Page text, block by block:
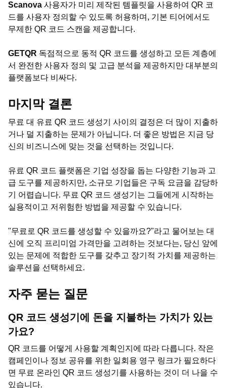
Scanova 사용자가 미리 제작된 템플릿을 사용하여 QR 코
드를 사용자 정의할 수 있도록 허용하며, 기본 티어에서도
무제한 QR 코드 스캔을 제공합니다.
GETQR 독점적으로 동적 QR 코드를 생성하고 모든 계층에
서 완전한 사용자 정의 및 고급 분석을 제공하지만 대부분의
플랫폼보다 비싸다.
마지막 결론
무료 대 유료 QR 코드 생성기 사이의 결정은 더 많이 지출하
거나 덜 지출하는 문제가 아닙니다. 더 좋은 방법은 지금 당
신의 비즈니스에 맞는 것을 선택하는 것입니다.
유료 QR 코드 플랫폼은 기업 성장을 돕는 다양한 기능과 고
급 도구를 제공하지만, 소규모 기업들은 구독 요금을 감당하
기 어렵습니다. 무료 QR 코드 생성기는 그들에게 시작하는
실용적이고 저위험한 방법을 제공할 수 있습니다.
"무료로 QR 코드를 생성할 수 있을까요?"라고 물어보는 대
신에 오직 프리미엄 가격만을 고려하는 것보다는, 당신 앞에
있는 문제에 적합한 도구를 갖추고 장기적 가치를 제공하는
솔루션을 선택하세요.
자주 묻는 질문
QR 코드 생성기에 돈을 지불하는 가치가 있는
가요?
QR 코드를 어떻게 사용할 계획인지에 따라 다릅니다. 작은
캠페인이나 정보 공유를 위한 일회용 영구 링크가 필요하다
면 무료 온라인 QR 코드 생성기를 사용하는 것이 더 나을 수
있습니다.